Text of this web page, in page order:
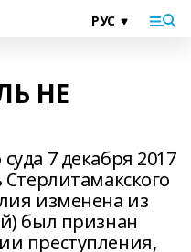
НЕ
7 декабря 2017
изменена из
был признан
преступления,